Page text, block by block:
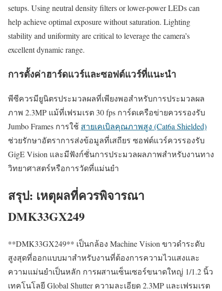
setups. Using neutral density filters or lower-power LEDs can
help achieve optimal exposure without saturation. Lighting
stability and uniformity are critical to leverage the camera’s
excellent dynamic range.
การตั้งค่าฮาร์ดแวร์และซอฟต์แวร์ที่แนะนำ
พีซีควรมียูนิตรประมวลผลที่เพียงพอสำหรับการประมวลผล
ภาพ 2.3MP แม้ที่เฟรมเรต 30 fps การ์ดเครือข่ายควรรองรับ
Jumbo Frames การใช้ สายเคเบิลคุณภาพสูง (Cat6a Shielded)
ช่วยรักษาอัตราการส่งข้อมูลที่เสถียร ซอฟต์แวร์ควรรองรับ
GigE Vision และมีฟังก์ชั่นการประมวลผลภาพสำหรับงานทาง
วิทยาศาสตร์หรือการวัดที่แม่นยำ
สรุป: เหตุผลที่ควรพิจารณา
DMK33GX249
**DMK33GX249** เป็นกล้อง Machine Vision ขาวดำระดับ
สูงสุดที่ออกแบบมาสำหรับงานที่ต้องการความไวแสงและ
ความแม่นยำเป็นหลัก การผสานเซ็นเซอร์ขนาดใหญ่ 1/1.2 นิ้ว
เทคโนโลยี Global Shutter ความละเอียด 2.3MP และเฟรมเรต